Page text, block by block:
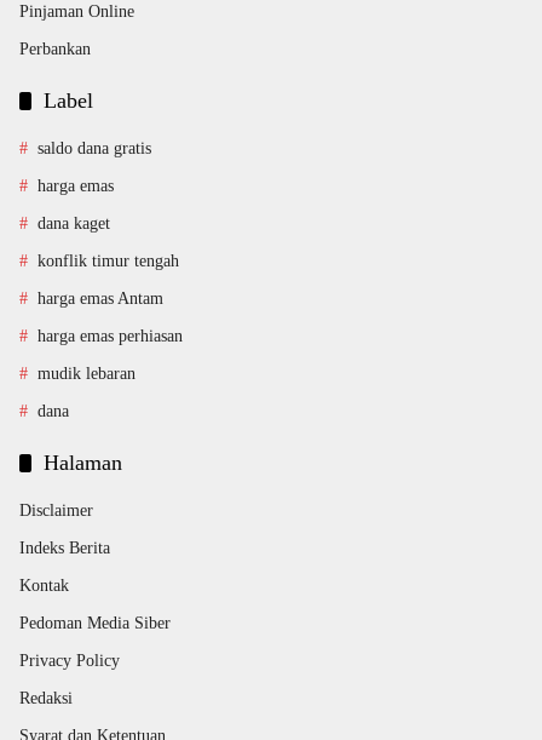
Pinjaman Online
Perbankan
Label
saldo dana gratis
harga emas
dana kaget
konflik timur tengah
harga emas Antam
harga emas perhiasan
mudik lebaran
dana
Halaman
Disclaimer
Indeks Berita
Kontak
Pedoman Media Siber
Privacy Policy
Redaksi
Syarat dan Ketentuan